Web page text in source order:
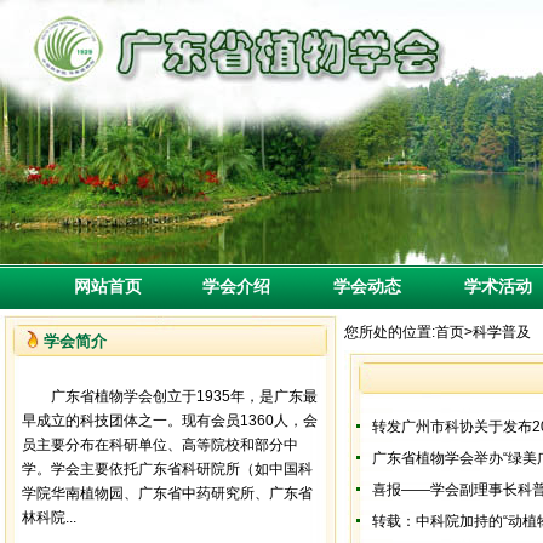
网站首页 学会介绍 学会动态 学术活动
学会简介
广东省植物学会创立于1935年，是广东最
早成立的科技团体之一。现有会员1360人，会
员主要分布在科研单位、高等院校和部分中
学。学会主要依托广东省科研院所（如中国科
学院华南植物园、广东省中药研究所、广东省
林科院...
您所处的位置:首页>科学普及
转发广州市科协关于发布
广东省植物学会举办“绿
喜报——学会副理事长科
转载：中科院加持的“动植